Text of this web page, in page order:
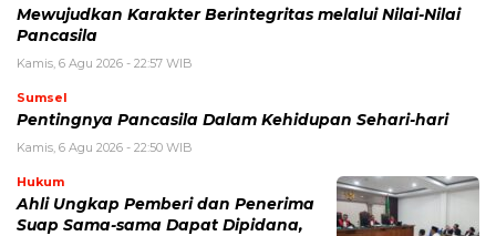
Mewujudkan Karakter Berintegritas melalui Nilai-Nilai
Pancasila
Kamis, 6 Agu 2026 - 22:57 WIB
Sumsel
Pentingnya Pancasila Dalam Kehidupan Sehari-hari
Kamis, 6 Agu 2026 - 22:50 WIB
Hukum
Ahli Ungkap Pemberi dan Penerima
Suap Sama-sama Dapat Dipidana,